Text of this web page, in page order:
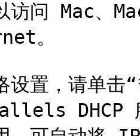
访问 Mac、
。
设置，请单
DHCP 服